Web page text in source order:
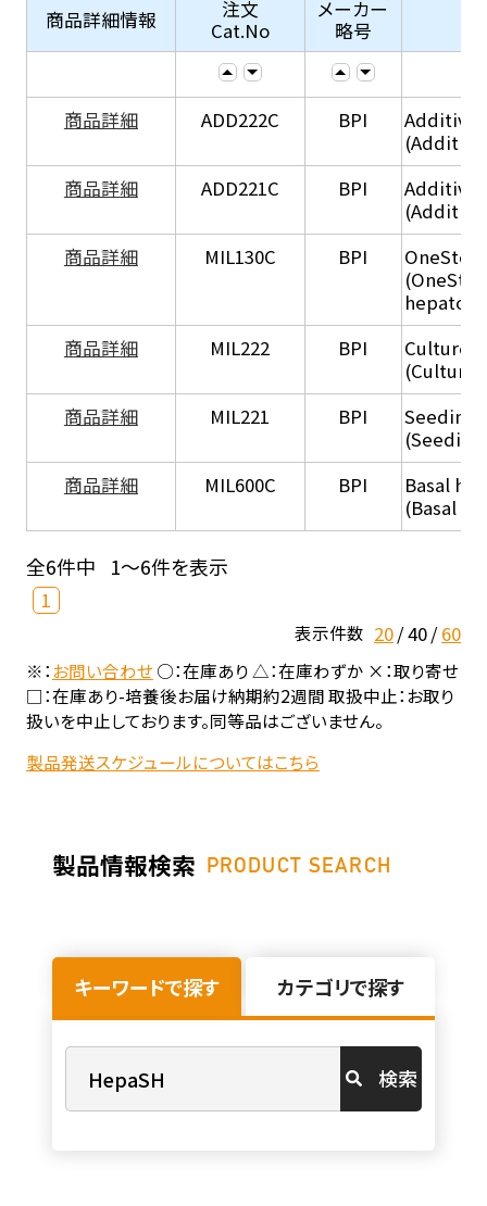
商品詳細情報
注文
Cat.No
メーカー
略号
商品詳細 ADD222C BPI
商品詳細
ADD221C BPI
商品詳細
MIL130C BPI
商品詳細
MIL222 BPI
Culture
(Culture
商品詳細
MIL221 BPI
Seeding
商品詳細
MIL600C BPI
Basal
(Basal
全6件中 1～6件を表示
1
表示件数 20 40 60
※：お問い合わせ○：在庫あり △：在庫わずか ×：取り寄せ
□：在庫あり-培養後お届け納期約2週間 取扱中止：お取り
扱いを中止しております。同等品はございません。
製品発送スケジュールについてはこちら
製品情報検索 PRODUCT SEARCH
キーワードで探す カテゴリで探す
検索